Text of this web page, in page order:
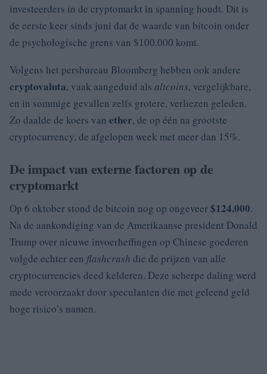
investeerders in de cryptomarkt in spanning houdt. Dit is
de eerste keer sinds juni dat de waarde van bitcoin onder
de psychologische grens van $100.000 komt.
Volgens het persbureau Bloomberg hebben ook andere
cryptovaluta, vaak aangeduid als altcoins, vergelijkbare,
en in sommige gevallen zelfs grotere, verliezen geleden.
Zo daalde de koers van ether, de op één na grootste
cryptocurrency, de afgelopen week met meer dan 15%.
De impact van externe factoren op de
cryptomarkt
Op 6 oktober stond de bitcoin nog op ongeveer$124.000.
Na de aankondiging van de Amerikaanse president Donald
Trump over nieuwe invoerheffingen op Chinese goederen
volgde echter een flashcrash die de prijzen van alle
cryptocurrencies deed kelderen. Deze scherpe daling werd
mede veroorzaakt door speculanten die met geleend geld
hoge risico’s namen.